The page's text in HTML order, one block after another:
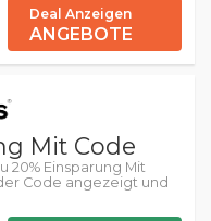
Deal Anzeigen
ANGEBOTE
Mit Code
20% Einsparung Mit
Code angezeigt und